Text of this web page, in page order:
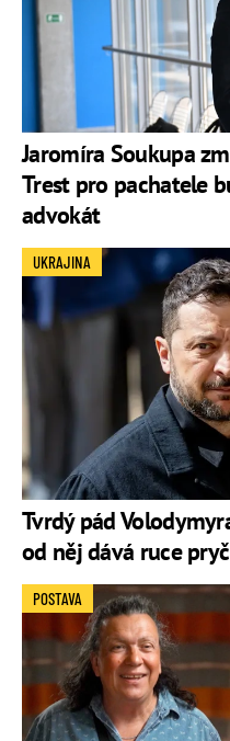
Jaromíra Soukupa
Trest pro pachatele
advokát
Tvrdý pád
od něj dává ruce pryč
UKRAJINA
POSTAVA